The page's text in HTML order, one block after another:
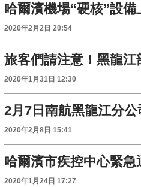
哈爾濱機場“硬核”設
2020年2月2日 20:54
旅客們請注意！黑龍江
2020年1月31日 12:30
2020年2月8日 15:41
2020年1月24日 17:27